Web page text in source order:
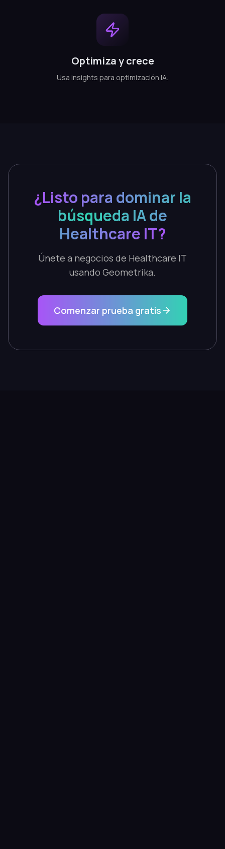
Optimiza y crece
Usa insights para optimización IA.
¿Listo para dominar la
búsqueda IA de
Healthcare IT?
Únete a negocios de Healthcare IT
usando Geometrika.
Comenzar prueba gratis